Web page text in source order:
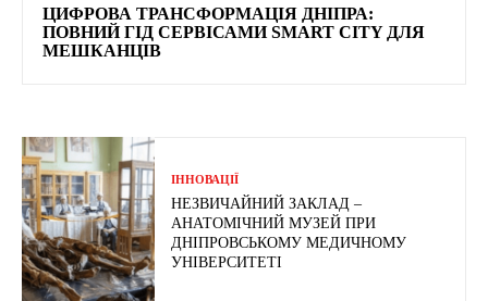
ЦИФРОВА ТРАНСФОРМАЦІЯ ДНІПРА:
ПОВНИЙ ГІД СЕРВІСАМИ SMART CITY ДЛЯ
МЕШКАНЦІВ
ІННОВАЦІЇ
НЕЗВИЧАЙНИЙ ЗАКЛАД –
АНАТОМІЧНИЙ МУЗЕЙ ПРИ
ДНІПРОВСЬКОМУ МЕДИЧНОМУ
УНІВЕРСИТЕТІ